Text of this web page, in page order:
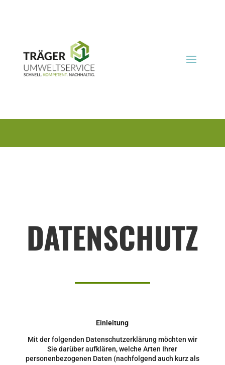
DATENSCHUTZ
Einleitung
Mit der folgenden Datenschutzerklärung möchten wir
Sie darüber aufklären, welche Arten Ihrer
personenbezogenen Daten (nachfolgend auch kurz als